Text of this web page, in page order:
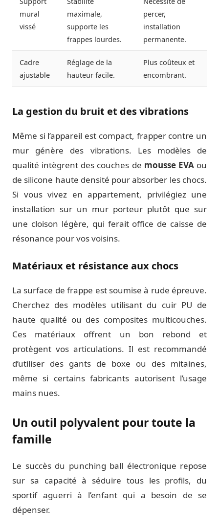
mural
vissé
maximale,
supporte les
frappes lourdes.
percer,
installation
permanente.
Cadre
ajustable
Réglage de la
hauteur facile.
Plus coûteux et
encombrant.
La gestion du bruit et des vibrations
Même si l’appareil est compact, frapper contre un
mur génère des vibrations. Les modèles de
qualité intègrent des couches de mousse EVAou
de silicone haute densité pour absorber les chocs.
Si vous vivez en appartement, privilégiez une
installation sur un mur porteur plutôt que sur
une cloison légère, qui ferait office de caisse de
résonance pour vos voisins.
Matériaux et résistance aux chocs
La surface de frappe est soumise à rude épreuve.
Cherchez des modèles utilisant du cuir PU de
haute qualité ou des composites multicouches.
Ces matériaux offrent un bon rebond et
protègent vos articulations. Il est recommandé
d’utiliser des gants de boxe ou des mitaines,
même si certains fabricants autorisent l’usage
mains nues.
Un outil polyvalent pour toute la
famille
Le succès du punching ball électronique repose
sur sa capacité à séduire tous les profils, du
sportif aguerri à l’enfant qui a besoin de se
dépenser.